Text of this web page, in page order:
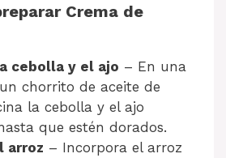
Crema de
cebolla y el ajo – En una
chorrito de aceite de
la cebolla y el ajo
que estén dorados.
arroz – Incorpora el arroz